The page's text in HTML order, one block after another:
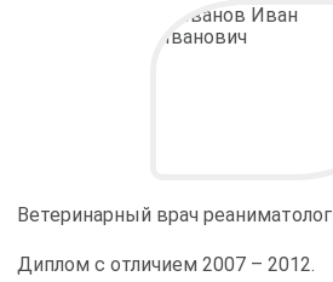
Ветеринарный врач реаниматолог
Диплом с отличием 2007 – 2012.